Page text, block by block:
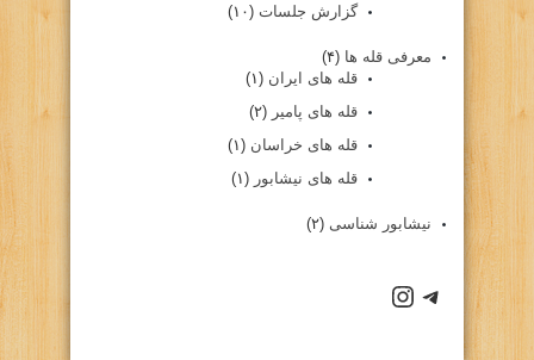
گزارش جلسات (۱۰)
معرفی قله ها (۴)
قله های ایران (۱)
قله های پامیر (۲)
قله های خراسان (۱)
قله های نیشابور (۱)
نیشابور شناسی (۲)
كانال تلگرام باشگاه
صفحه اينستاگرام باشگاه